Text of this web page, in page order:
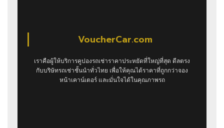
VoucherCar.com
เราคือผู้ให้บริการคูปองรถเช่าราคาประหยัดที่ใหญ่ที่สุด ดีลตรง
กับบริษัทรถเช่าชั้นนำทั่วไทย เพื่อให้คุณได้ราคาที่ถูกกว่าจอง
หน้าเคาน์เตอร์ และมั่นใจได้ในคุณภาพรถ